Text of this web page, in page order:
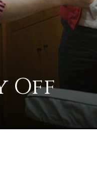
Off